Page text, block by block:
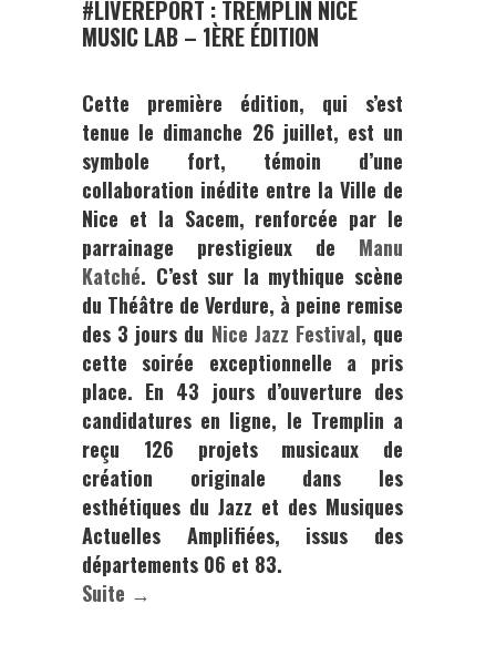
#LIVEREPORT : TREMPLIN NICE
MUSIC LAB – 1ÈRE ÉDITION
Cette première édition, qui s’est
tenue le dimanche 26 juillet, est un
symbole fort, témoin d’une
collaboration inédite entre la Ville de
Nice et la Sacem, renforcée par le
parrainage prestigieux de Manu
Katché. C’est sur la mythique scène
du Théâtre de Verdure, à peine remise
des 3 jours du Nice Jazz Festival, que
cette soirée exceptionnelle a pris
place. En 43 jours d’ouverture des
candidatures en ligne, le Tremplin a
reçu 126 projets musicaux de
création originale dans les
esthétiques du Jazz et des Musiques
Actuelles Amplifiées, issus des
départements 06 et 83.
Suite →